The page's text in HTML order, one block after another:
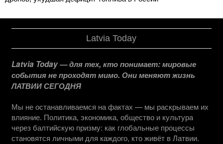
Latvia Today
Latvia Today — для тех, кто понимает: мировые
события не проходят мимо. Они меняют жизнь
ЛАТВИИ СЕГОДНЯ
Мы не останавливаемся на фактах — мы раскрываем их
влияние. Политика, экономика, общество и культура
через балтийскую призму: как глобальные процессы
становятся личными для каждого, кто живёт в Латвии.